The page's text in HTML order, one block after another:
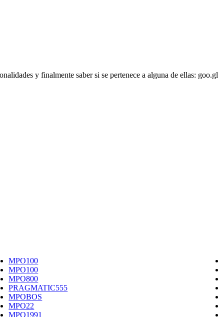
y finalmente saber si se pertenece a alguna de ellas:
MPO100
MPO100
MPO800
PRAGMATIC555
MPOBOS
MPO22
MPO1991